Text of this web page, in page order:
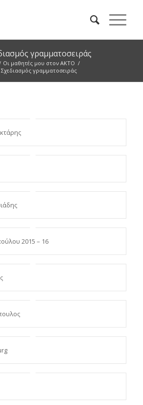
γραμματοσειράς
Οι μαθητές μου στον ΑΚΤΟ /
Σχεδιασμός γραμματοσειράς
2015 – 16